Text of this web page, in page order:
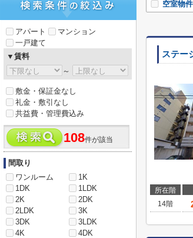
空室物
ステー
所在階
14階
アパート
マンション
一戸建て
▼賃料
～
敷金・保証金なし
礼金・敷引なし
共益費・管理費込み
108件が該当
間取り
ワンルーム
1K
1DK
1LDK
2K
2DK
2LDK
3K
3DK
3LDK
4K
4DK